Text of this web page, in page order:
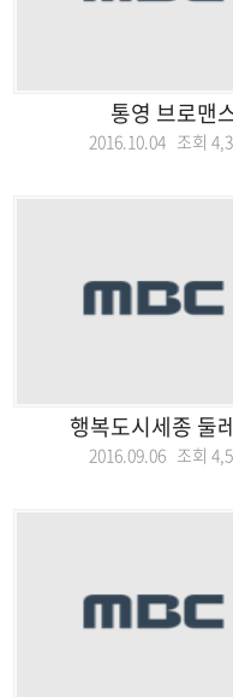
통영 브로맨
2016.10.04 조회
행복도시세종 둘
2016.09.06 조회